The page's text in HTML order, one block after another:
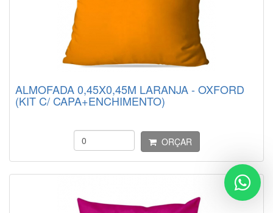
ALMOFADA 0,45X0,45M LARANJA - OXFORD
(KIT C/ CAPA+ENCHIMENTO)
ORÇAR